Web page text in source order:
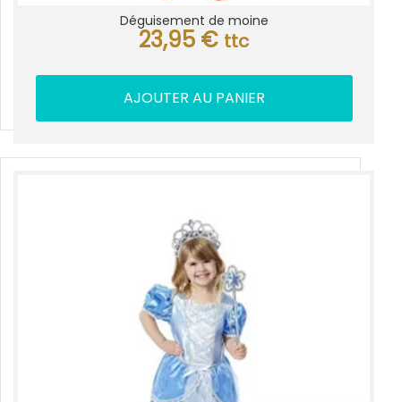
Déguisement de moine
23,95 € ttc
AJOUTER AU PANIER